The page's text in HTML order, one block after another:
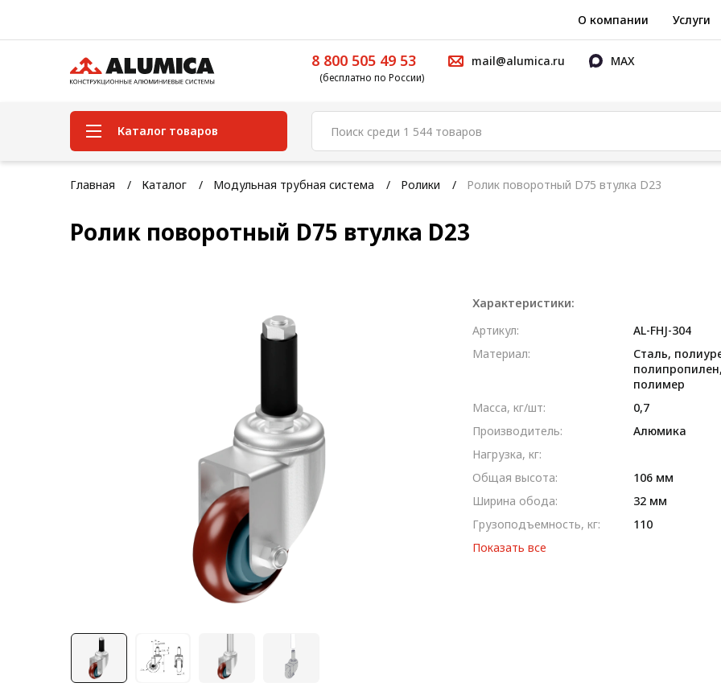
О компании Услуги
8 800 505 49 53
(бесплатно по России)
mail@alumica.ru MAX
Каталог товаров
Система конструкционного
Конструкционная трубная
система
Алюминиевые промышленные
Алюминиевая промышленная
Крейты и кассеты Subrack
назначения
Радиаторный алюминиевый
профиль NEW!
Главная Каталог Модульная трубная система Ролики Ролик поворотный D75 втулка D23
Ролик поворотный D75 втулка D23
Характеристики:
Артикул:
AL-FHJ-304
Материал:
Сталь,
полипропилен,
полимер
Масса, кг/шт:
0,7
Производитель:
Алюмика
Нагрузка, кг:
Общая высота:
106 мм
Ширина обода:
32 мм
Грузоподъемность, кг:
110
Показать все